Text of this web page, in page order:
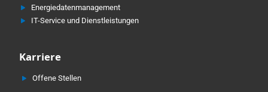
Energiedatenmanagement
IT-Service und Dienstleistungen
Karriere
Offene Stellen